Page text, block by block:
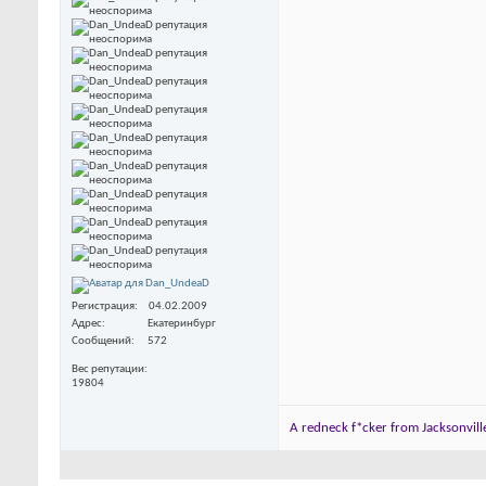
Регистрация
04.02.2009
Адрес
Екатеринбург
Сообщений
572
Вес репутации
19804
A redneck f*cker from